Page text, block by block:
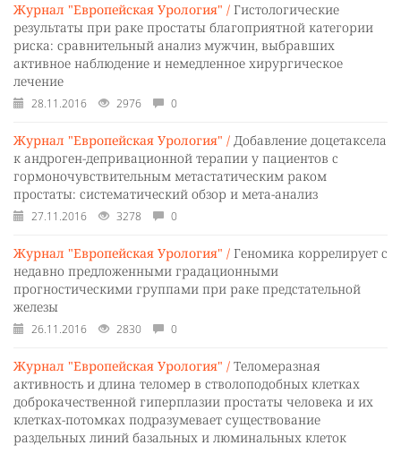
Журнал "Европейская Урология" / Гистологические
результаты при раке простаты благоприятной категории
риска: сравнительный анализ мужчин, выбравших
активное наблюдение и немедленное хирургическое
лечение
28.11.2016 2976 0
Журнал "Европейская Урология" / Добавление доцетаксела
к андроген-депривационной терапии у пациентов с
гормоночувствительным метастатическим раком
простаты: систематический обзор и мета-анализ
27.11.2016 3278 0
Журнал "Европейская Урология" / Геномика коррелирует с
недавно предложенными градационными
прогностическими группами при раке предстательной
железы
26.11.2016 2830 0
Журнал "Европейская Урология" / Теломеразная
активность и длина теломер в стволоподобных клетках
доброкачественной гиперплазии простаты человека и их
клетках-потомках подразумевает существование
раздельных линий базальных и люминальных клеток